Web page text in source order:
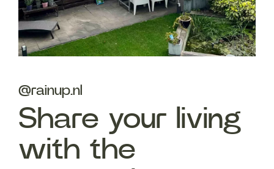
@rainup.nl
Share your living
with the